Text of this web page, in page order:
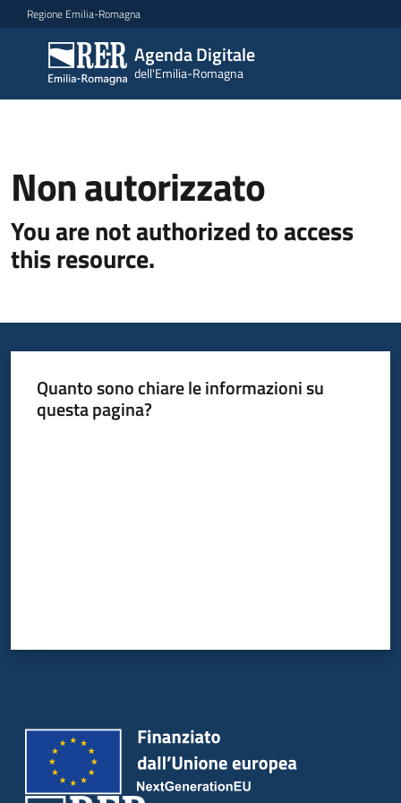
Vai al contenuto
Vai alla navigazione
Vai al footer
Regione Emilia-Romagna
Agenda Digitale
dell'Emilia-Romagna
Agenda
Digitale
dell'Emilia-
Novità
Strategia
Dati
del
territorio
Non autorizzato
You are not authorized to access
this resource.
Quanto sono chiare le informazioni su
questa pagina?